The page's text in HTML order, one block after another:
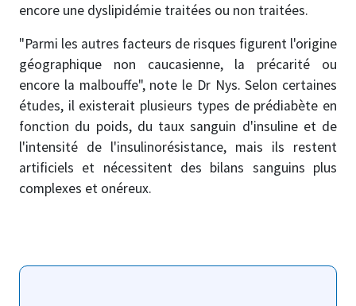
encore une dyslipidémie traitées ou non traitées.
"Parmi les autres facteurs de risques figurent l'origine
géographique non caucasienne, la précarité ou
encore la malbouffe", note le Dr Nys. Selon certaines
études, il existerait plusieurs types de prédiabète en
fonction du poids, du taux sanguin d'insuline et de
l'intensité de l'insulinorésistance, mais ils restent
artificiels et nécessitent des bilans sanguins plus
complexes et onéreux.